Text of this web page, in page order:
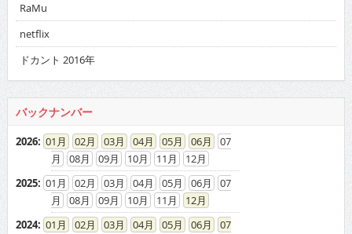
RaMu
netflix
ドカント 2016年
バックナンバー
2026: 01 02 03 04 05 06
07
08
09 10 11
12
2025: 01 02 03 04 05 06
07
08
09 10 11
12
2024: 01 02 03 04 05 06
07